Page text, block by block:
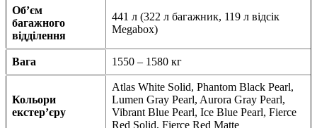
Об’єм
багажного
відділення
441 л (322 л багажник, 119 л відсік
Megabox)
Вага 1550 – 1580 кг
Кольори
екстер’єру
Atlas White Solid, Phantom Black Pearl,
Lumen Gray Pearl, Aurora Gray Pearl,
Vibrant Blue Pearl, Ice Blue Pearl, Fierce
Red Solid, Fierce Red Matte